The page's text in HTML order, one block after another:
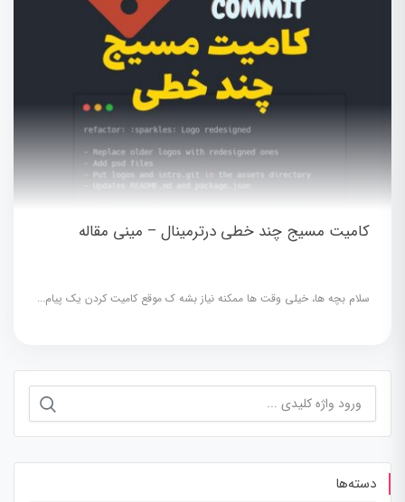
کامیت مسیج چند خطی درترمینال – مینی مقاله
سلام بچه ها، خیلی وقت ها ممکنه نیاز بشه ک موقع کامیت کردن یک پیام...
جستجو
دسته‌ها